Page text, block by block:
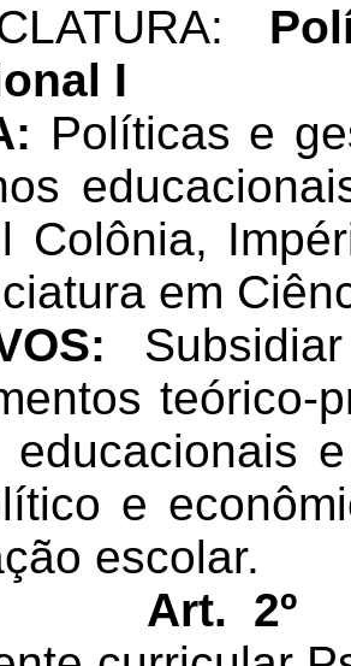
I
Políticas e
Colônia,
em
teórico-
educacionais
e
escolar.
Art. 2º